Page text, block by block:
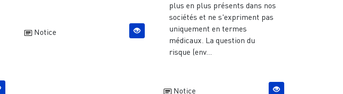
Notice
plus en plus présents dans nos
sociétés et ne s'expriment pas
uniquement en termes
médicaux. La question du
risque (env...
Notice